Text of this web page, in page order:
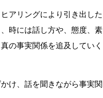
アリングにより引き出した
時には話し方や、態度、素
の事実関係を追及していく
け、話を聞きながら事実関